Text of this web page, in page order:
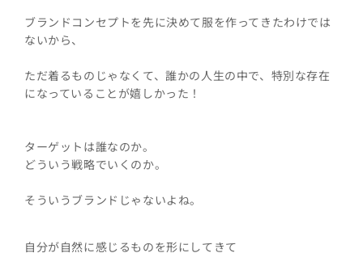
ブランドコンセプトを先に決めて服を作ってきたわけでは
ないから、
ただ着るものじゃなくて、誰かの人生の中で、特別な存在
になっていることが嬉しかった！
ターゲットは誰なのか。
どういう戦略でいくのか。
そういうブランドじゃないよね。
自分が自然に感じるものを形にしてきて